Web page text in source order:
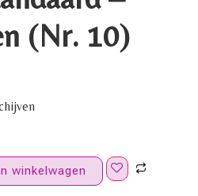
(Nr. 10)
winkelwagen